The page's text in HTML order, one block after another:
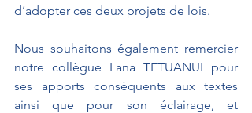
d’adopter ces deux projets de lois.
Nous souhaitons également remercier
notre collègue Lana TETUANUI pour
ses apports conséquents aux textes
ainsi que pour son éclairage, et